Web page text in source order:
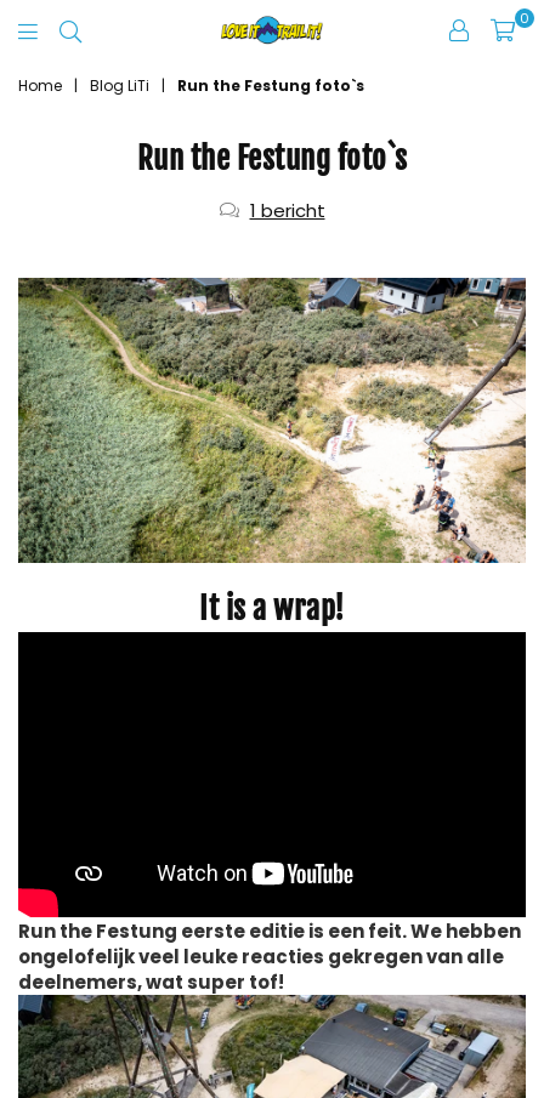
It
Trail
0
Home | Blog LiTi | Run the Festung foto`s
Run the Festung foto`s
1 bericht
It is a wrap!
Run the Festung eerste editie is een feit. We hebben
ongelofelijk veel leuke reacties gekregen van alle
deelnemers, wat super tof!